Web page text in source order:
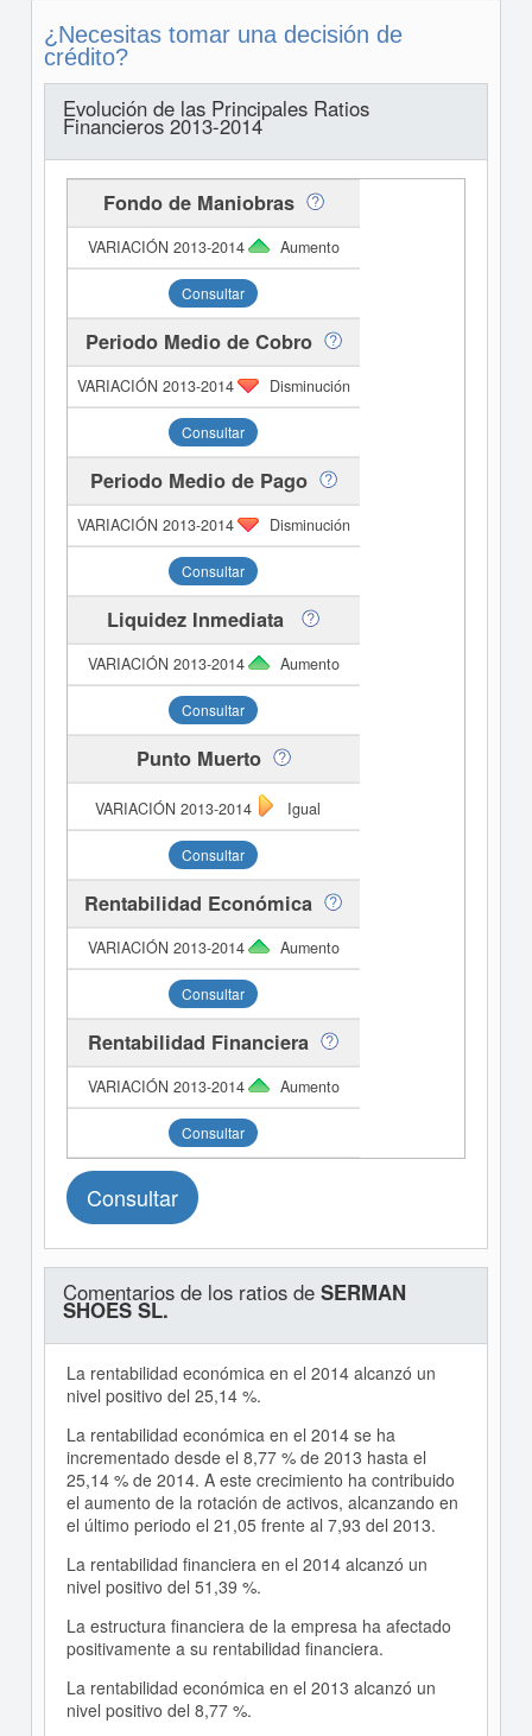
¿Necesitas tomar una decisión de
crédito?
Evolución de las Principales Ratios
Financieros 2013-2014
Fondo de Maniobras
Aumento
Consultar
Periodo Medio de Cobro
Disminución
Consultar
Periodo Medio de Pago
Disminución
Consultar
Liquidez Inmediata
Aumento
Consultar
Punto Muerto
Igual
Consultar
Rentabilidad Económica
Aumento
Consultar
Rentabilidad Financiera
Aumento
Consultar
Consultar
Comentarios de los ratios de SERMAN
SHOES SL.
La rentabilidad económica en el 2014 alcanzó un
nivel positivo del 25,14 %.
La rentabilidad económica en el 2014 se ha
incrementado desde el 8,77 % de 2013 hasta el
25,14 % de 2014. A este crecimiento ha contribuido
el aumento de la rotación de activos, alcanzando en
el último periodo el 21,05 frente al 7,93 del 2013.
La rentabilidad financiera en el 2014 alcanzó un
nivel positivo del 51,39 %.
La estructura financiera de la empresa ha afectado
positivamente a su rentabilidad financiera.
La rentabilidad económica en el 2013 alcanzó un
nivel positivo del 8,77 %.